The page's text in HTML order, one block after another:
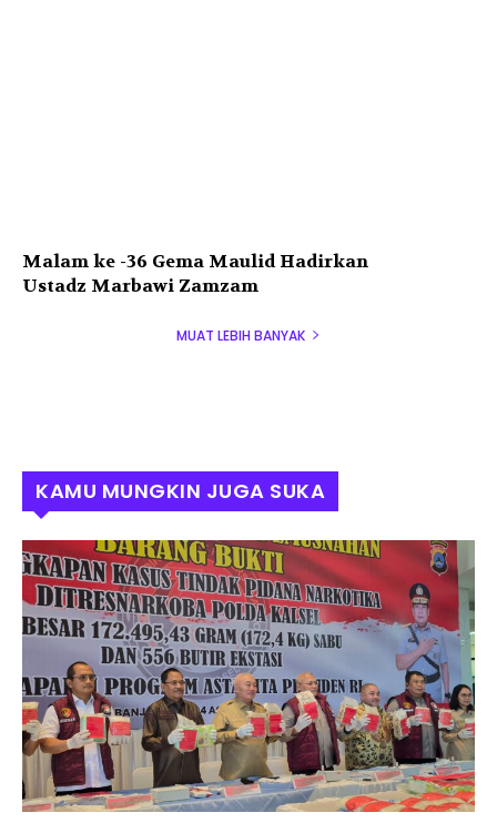
Malam ke -36 Gema Maulid Hadirkan
Ustadz Marbawi Zamzam
MUAT LEBIH BANYAK
KAMU MUNGKIN JUGA SUKA